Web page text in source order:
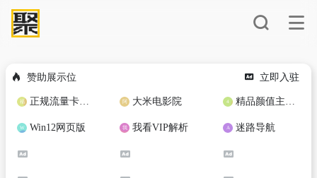
赞助展示位 立即入驻
正规流量卡免费加盟合作 大米电影院 精品颜值主播定制
Win12网页版 我看VIP解析 迷路导航